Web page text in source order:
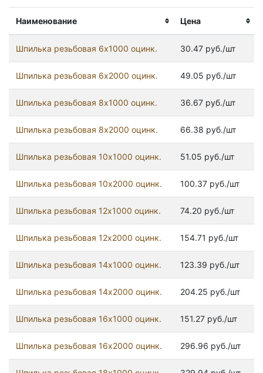
Наименование Цена
Шпилька резьбовая 6x1000 оцинк. 30.47 руб./шт
Шпилька резьбовая 6x2000 оцинк. 49.05 руб./шт
Шпилька резьбовая 8x1000 оцинк. 36.67 руб./шт
Шпилька резьбовая 8x2000 оцинк. 66.38 руб./шт
Шпилька резьбовая 10x1000 оцинк. 51.05 руб./шт
Шпилька резьбовая 10x2000 оцинк. 100.37 руб./шт
Шпилька резьбовая 12x1000 оцинк. 74.20 руб./шт
Шпилька резьбовая 12x2000 оцинк. 154.71 руб./шт
Шпилька резьбовая 14x1000 оцинк. 123.39 руб./шт
Шпилька резьбовая 14x2000 оцинк. 204.25 руб./шт
Шпилька резьбовая 16x1000 оцинк. 151.27 руб./шт
Шпилька резьбовая 16x2000 оцинк. 296.96 руб./шт